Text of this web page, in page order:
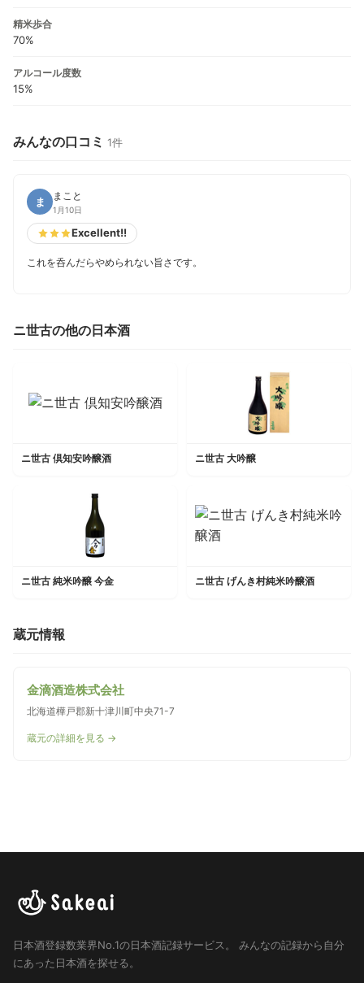
精米歩合
70%
アルコール度数
15%
みんなの口コミ 1件
ま まこと
1月10日
Excellent!!
これを呑んだらやめられない旨さです。
ニ世古の他の日本酒
ニ世古 倶知安吟醸酒 ニ世古 大吟醸
ニ世古 純米吟醸 今金 ニ世古 げんき村純米吟醸酒
蔵元情報
金滴酒造株式会社
北海道樺戸郡新十津川町中央71-7
蔵元の詳細を見る →
日本酒登録数業界No.1の日本酒記録サービス。
みんなの記録から自分
にあった日本酒を探せる。